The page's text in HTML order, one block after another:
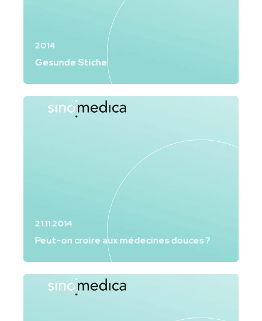
2014
Gesunde Stiche
21.11.2014
Peut-on croire aux médecines douces ?